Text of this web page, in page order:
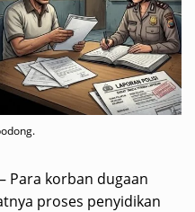
– Para korban dugaan
proses penyidikan